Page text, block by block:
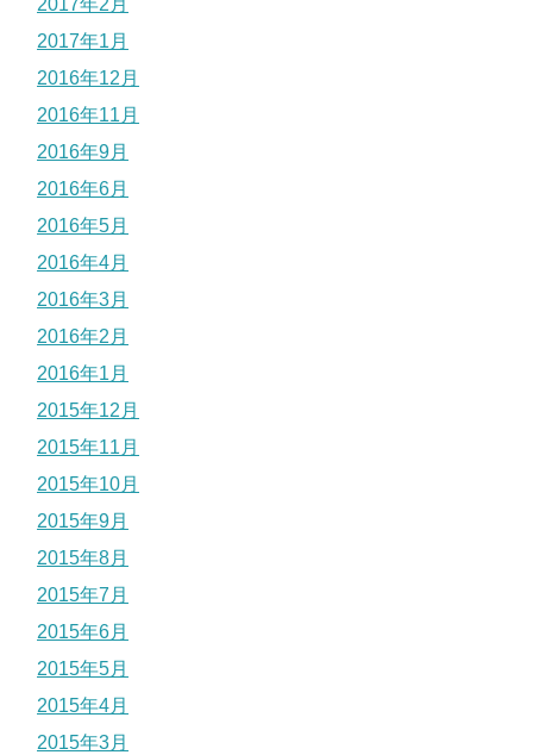
2017年2月
2017年1月
2016年12月
2016年11月
2016年9月
2016年6月
2016年5月
2016年4月
2016年3月
2016年2月
2016年1月
2015年12月
2015年11月
2015年10月
2015年9月
2015年8月
2015年7月
2015年6月
2015年5月
2015年4月
2015年3月